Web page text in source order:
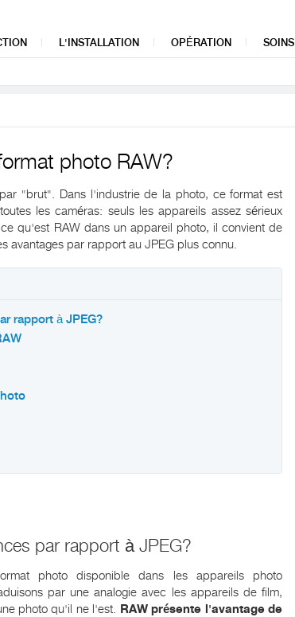
L'INSTALLATION OPÉRATION SOINS
photo RAW?
"brut". Dans l'industrie de la photo, ce format est
les caméras: seuls les appareils assez sérieux
qu'est RAW dans un appareil photo, il convient de
avantages par rapport au JPEG plus connu.
rapport à JPEG?
par rapport à JPEG?
photo disponible dans les appareils photo
par une analogie avec les appareils de film,
photo qu'il ne l'est. RAW présente l'avantage de